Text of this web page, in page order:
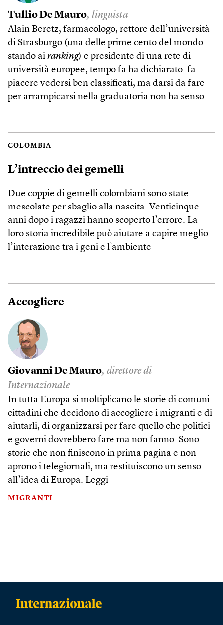
Tullio De Mauro, linguista
Alain Beretz, farmacologo, rettore dell’università
di Strasburgo (una delle prime cento del mondo
stando ai ranking) e presidente di una rete di
università europee, tempo fa ha dichiarato: fa
piacere vedersi ben classificati, ma darsi da fare
per arrampicarsi nella graduatoria non ha senso
COLOMBIA
L’intreccio dei gemelli
Due coppie di gemelli colombiani sono state
mescolate per sbaglio alla nascita. Venticinque
anni dopo i ragazzi hanno scoperto l’errore. La
loro storia incredibile può aiutare a capire meglio
l’interazione tra i geni e l’ambiente
Accogliere
Giovanni De Mauro, direttore di
Internazionale
In tutta Europa si moltiplicano le storie di comuni
cittadini che decidono di accogliere i migranti e di
aiutarli, di organizzarsi per fare quello che politici
e governi dovrebbero fare ma non fanno. Sono
storie che non finiscono in prima pagina e non
aprono i telegiornali, ma restituiscono un senso
all’idea di Europa. Leggi
MIGRANTI